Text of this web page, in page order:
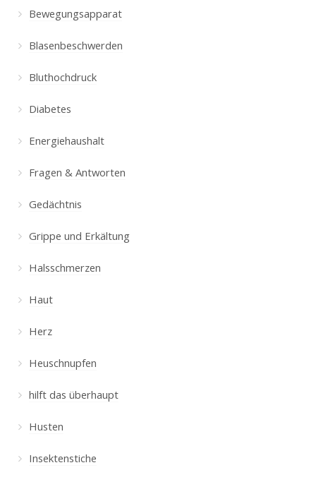
Bewegungsapparat
Blasenbeschwerden
Bluthochdruck
Diabetes
Energiehaushalt
Fragen & Antworten
Gedächtnis
Grippe und Erkältung
Halsschmerzen
Haut
Herz
Heuschnupfen
hilft das überhaupt
Husten
Insektenstiche